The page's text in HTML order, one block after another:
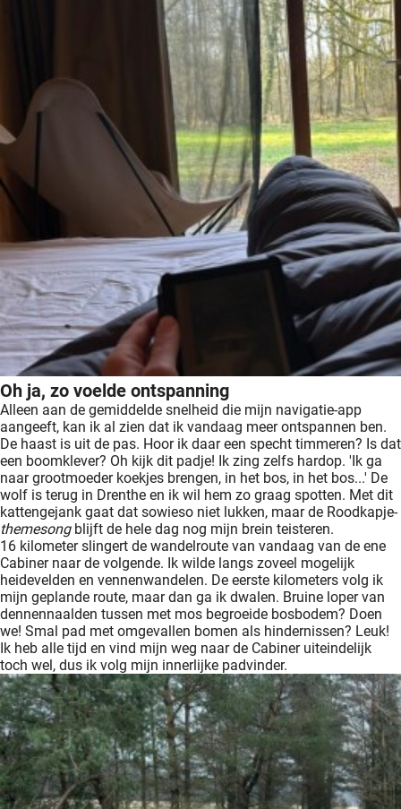
Oh ja, zo voelde ontspanning
Alleen aan de gemiddelde snelheid die mijn navigatie-app
aangeeft, kan ik al zien dat ik vandaag meer ontspannen ben.
De haast is uit de pas. Hoor ik daar een specht timmeren? Is dat
een boomklever? Oh kijk dit padje! Ik zing zelfs hardop. 'Ik ga
naar grootmoeder koekjes brengen, in het bos, in het bos...' De
wolf is terug in Drenthe en ik wil hem zo graag spotten. Met dit
kattengejank gaat dat sowieso niet lukken, maar de Roodkapje-
themesong blijft de hele dag nog mijn brein teisteren.
16 kilometer slingert de wandelroute van vandaag van de ene
Cabiner naar de volgende. Ik wilde langs zoveel mogelijk
heidevelden en vennenwandelen. De eerste kilometers volg ik
mijn geplande route, maar dan ga ik dwalen. Bruine loper van
dennennaalden tussen met mos begroeide bosbodem? Doen
we! Smal pad met omgevallen bomen als hindernissen? Leuk!
Ik heb alle tijd en vind mijn weg naar de Cabiner uiteindelijk
toch wel, dus ik volg mijn innerlijke padvinder.